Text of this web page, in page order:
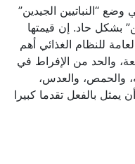
“النباتيين الجيدين”
بشكل حاد. إن قيمتها
للنظام الغذائي أهم
والحد من الإفراط في
والحمص، والعدس،
يمثل بالفعل تقدما كبيرا